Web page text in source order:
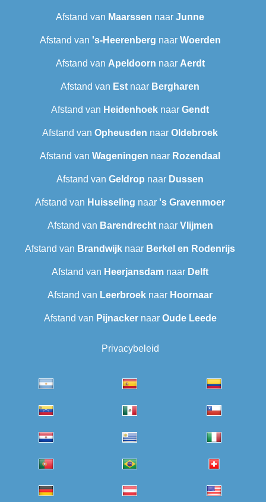
Afstand van Maarssen naar Junne
Afstand van 's-Heerenberg naar Woerden
Afstand van Apeldoorn naar Aerdt
Afstand van Est naar Bergharen
Afstand van Heidenhoek naar Gendt
Afstand van Opheusden naar Oldebroek
Afstand van Wageningen naar Rozendaal
Afstand van Geldrop naar Dussen
Afstand van Huisseling naar 's Gravenmoer
Afstand van Barendrechtnaar Vlijmen
Afstand van Brandwijk naar Berkel en Rodenrijs
Afstand van Heerjansdam naar Delft
Afstand van Leerbroek naar Hoornaar
Afstand van Pijnackernaar Oude Leede
Privacybeleid